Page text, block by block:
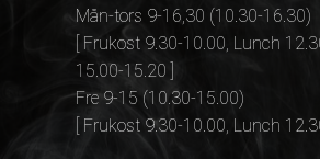
Mån-tors 9-16,30 (10.30-16.30)
[ Frukost 9.30-10.00, Lunch
15.00-15.20 ]
Fre 9-15 (10.30-15.00)
[ Frukost 9.30-10.00, Lunch